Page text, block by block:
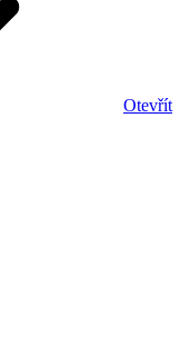
Otevřít